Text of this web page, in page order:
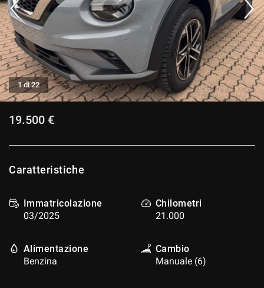
ASSISTENZA
CONTATTI
CONTATTI
NEWS
1 di 22
19.500 €
Caratteristiche
Immatricolazione
03/2025
Chilometri
21.000
Alimentazione
Benzina
Cambio
Manuale (6)